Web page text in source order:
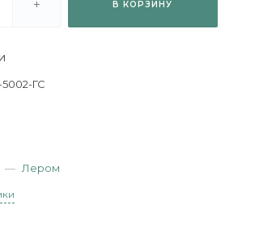
+ В КОРЗИНУ
ГС
— Лером